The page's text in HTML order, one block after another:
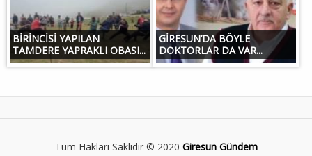
BİRİNCİSİ YAPILAN
TAMDERE YAPRAKLI OBASI...
GİRESUN’DA BÖYLE
DOKTORLAR DA VAR...
Tüm Hakları Saklıdır © 2020 Giresun Gündem